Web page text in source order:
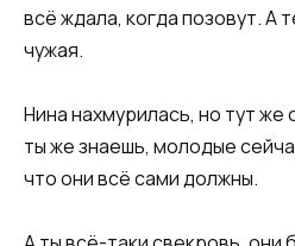
всё ждала, когда позовут. А
чужая.​
​Нина нахмурилась, но тут же
ты же знаешь, молодые
что они всё сами должны.